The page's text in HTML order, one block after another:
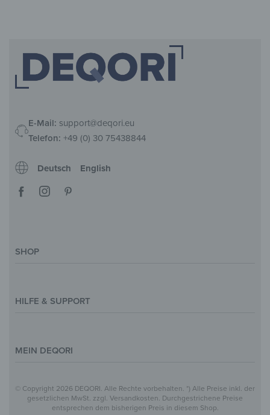
E-Mail: support@deqori.eu
Telefon: +49 (0) 30 75438844
Deutsch English
SHOP
Motive & Themenwelt
HILFE & SUPPORT
Hilfe & FAQ
Vertrag widerrufen
MEIN DEQORI
Über Uns
Datenschutz
Widerrufsbelehrung
© Copyright 2026 DEQORI. Alle Rechte vorbehalten. *) Alle Preise inkl. der
gesetzlichen MwSt. zzgl. Versandkosten. Durchgestrichene Preise
entsprechen dem bisherigen Preis in diesem Shop.